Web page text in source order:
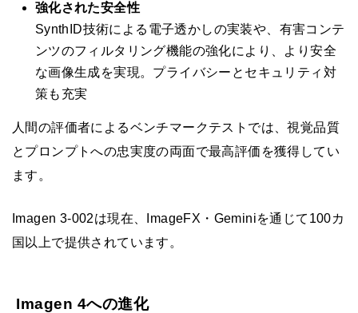
強化された安全性
SynthID技術による電子透かしの実装や、有害コンテ
ンツのフィルタリング機能の強化により、より安全
な画像生成を実現。プライバシーとセキュリティ対
策も充実
人間の評価者によるベンチマークテストでは、視覚品質
とプロンプトへの忠実度の両面で最高評価を獲得してい
ます。
Imagen 3-002は現在、ImageFX・Geminiを通じて100カ
国以上で提供されています。
Imagen 4への進化